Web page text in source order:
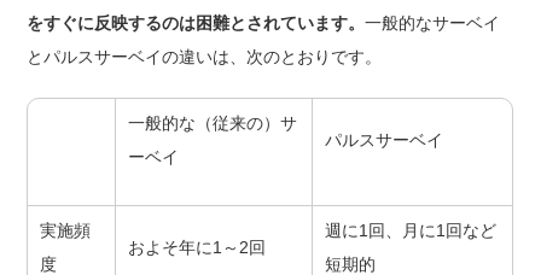
をすぐに反映するのは困難とされています。一般的なサーベイ
とパルスサーベイの違いは、次のとおりです。
一般的な（従来の）サ
ーベイ
パルスサーベイ
実施頻
度
およそ年に1～2回
週に1回、月に1回など
短期的